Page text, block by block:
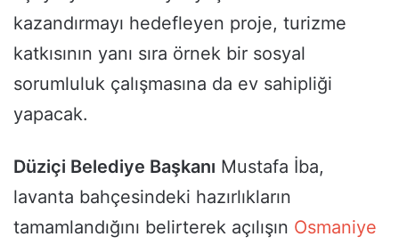
kazandırmayı hedefleyen proje, turizme
katkısının yanı sıra örnek bir sosyal
sorumluluk çalışmasına da ev sahipliği
yapacak.
Düziçi Belediye Başkanı Mustafa İba,
lavanta bahçesindeki hazırlıkların
tamamlandığını belirterek açılışın Osmaniye